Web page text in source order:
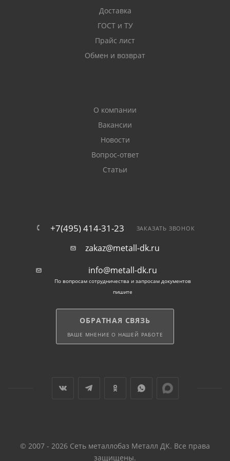
Преимущество нашего предложения — крепеж от
проверенных производителей. Ассортимент
отличается низким процентом брака. Размеры
шляпок стандартные. Детали быстро закручиваются
Доставка
ГОСТ и ТУ
Прайс лист
Обмен и возврат
О компании
Вакансии
Новости
Вопрос-ответ
Статьи
+7(495) 414-31-23 ЗАКАЗАТЬ ЗВОНОК
zakaz@metall-dk.ru
info@metall-dk.ru
По вопросам сотрудничества и запросам документов
пишите
ОБРАТНАЯ СВЯЗЬ
ВАШЕ МНЕНИЕ О НАШЕЙ РАБОТЕ
© 2007 - 2026 Сеть металлобаз Металл ДК. Все права
защищены.